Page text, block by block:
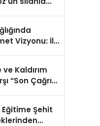
Vizyonu: İl
Kaldırım
“Son Çağrı”:
Eğitime Şehit